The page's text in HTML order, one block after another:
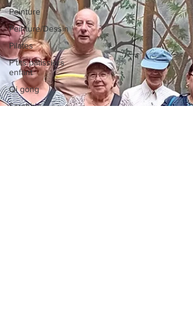
Peinture
Peinture/Dessin
Pilates
P'tits pâtissiers
enfant
Qi gong
Scrabble